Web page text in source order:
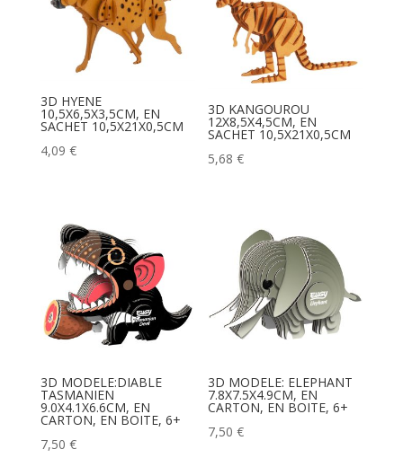
3D HYENE
10,5X6,5X3,5CM, EN
SACHET 10,5X21X0,5CM
4,09 €
3D KANGOUROU
12X8,5X4,5CM, EN
SACHET 10,5X21X0,5CM
5,68€
3D MODELE:DIABLE
TASMANIEN
9.0X4.1X6.6CM, EN
CARTON, EN BOITE, 6+
7,50 €
3D MODELE: ELEPHANT
7.8X7.5X4.9CM, EN
CARTON, EN BOITE, 6+
7,50€